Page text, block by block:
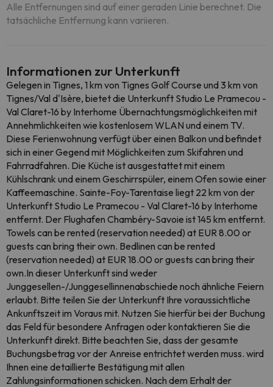
Alle Entfernungen sind auf einer geraden Linie berechnet. Die
tatsächliche Entfernung kann variieren.
Informationen zur Unterkunft
Gelegen in Tignes, 1 km von Tignes Golf Course und 3 km von
Tignes/Val d'Isère, bietet die Unterkunft Studio Le Pramecou -
Val Claret-16 by Interhome Übernachtungsmöglichkeiten mit
Annehmlichkeiten wie kostenlosem WLAN und einem TV.
Diese Ferienwohnung verfügt über einen Balkon und befindet
sich in einer Gegend mit Möglichkeiten zum Skifahren und
Fahrradfahren. Die Küche ist ausgestattet mit einem
Kühlschrank und einem Geschirrspüler, einem Ofen sowie einer
Kaffeemaschine. Sainte-Foy-Tarentaise liegt 22 km von der
Unterkunft Studio Le Pramecou - Val Claret-16 by Interhome
entfernt. Der Flughafen Chambéry-Savoie ist 145 km entfernt.
Towels can be rented (reservation needed) at EUR 8.00 or
guests can bring their own. Bedlinen can be rented
(reservation needed) at EUR 18.00 or guests can bring their
own.In dieser Unterkunft sind weder
Junggesellen-/Junggesellinnenabschiede noch ähnliche Feiern
erlaubt. Bitte teilen Sie der Unterkunft Ihre voraussichtliche
Ankunftszeit im Voraus mit. Nutzen Sie hierfür bei der Buchung
das Feld für besondere Anfragen oder kontaktieren Sie die
Unterkunft direkt. Bitte beachten Sie, dass der gesamte
Buchungsbetrag vor der Anreise entrichtet werden muss. wird
Ihnen eine detaillierte Bestätigung mit allen
Zahlungsinformationen schicken. Nach dem Erhalt der